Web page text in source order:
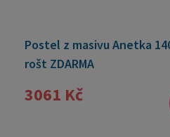
Postel z masivu Anetka
rošt ZDARMA
3061 Kč